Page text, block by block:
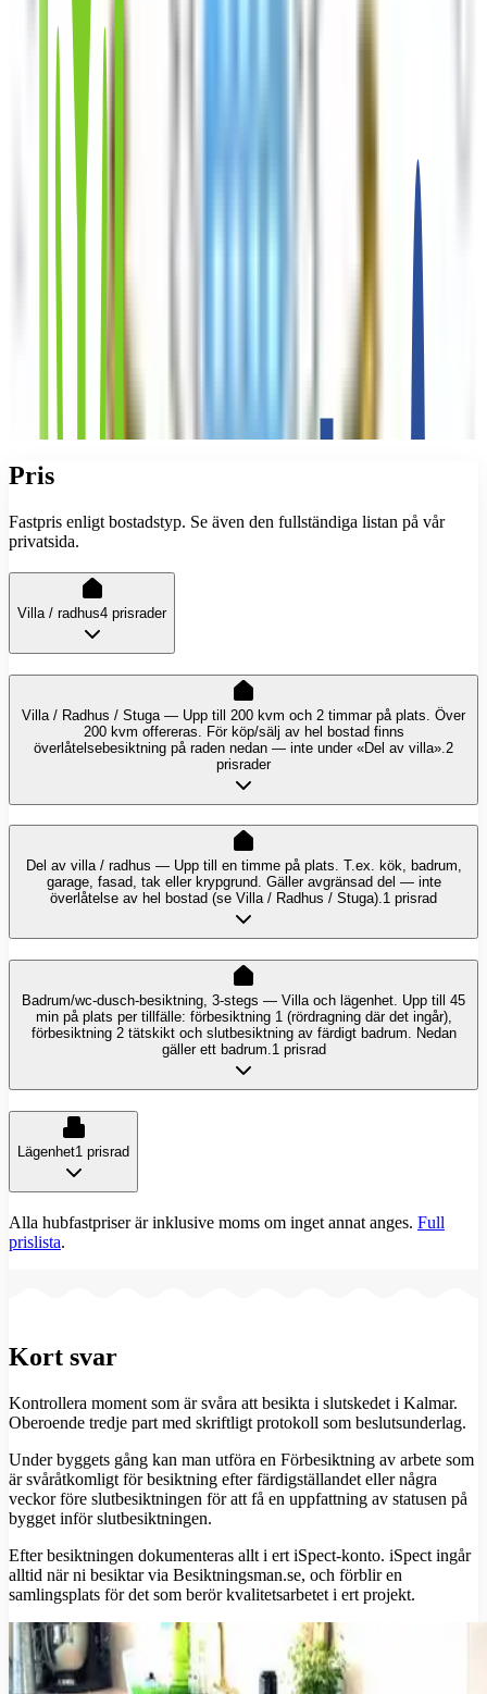
Pris
Fastpris enligt bostadstyp. Se även den fullständiga listan på vår
privatsida.
Villa / radhus4 prisrader
Villa / Radhus / Stuga — Upp till 200 kvm och 2 timmar på plats. Över
200 kvm offereras. För köp/sälj av hel bostad finns
överlåtelsebesiktning på raden nedan — inte under «Del av villa». 2
prisrader
Del av villa / radhus — Upp till en timme på plats. T.ex. kök, badrum,
garage, fasad, tak eller krypgrund. Gäller avgränsad del — inte
överlåtelse av hel bostad (se Villa / Radhus / Stuga).1 prisrad
Badrum/wc-dusch-besiktning, 3-stegs — Villa och lägenhet. Upp till 45
min på plats per tillfälle: förbesiktning 1 (rördragning där det ingår),
förbesiktning 2 tätskikt och slutbesiktning av färdigt badrum. Nedan
gäller ett badrum.1 prisrad
Lägenhet1 prisrad
Alla hubfastpriser är inklusive moms om inget annat anges. Full
prislista.
Kort svar
Kontrollera moment som är svåra att besikta i slutskedet i Kalmar.
Oberoende tredje part med skriftligt protokoll som beslutsunderlag.
Under byggets gång kan man utföra en Förbesiktning av arbete som
är svåråtkomligt för besiktning efter färdigställandet eller några
veckor före slutbesiktningen för att få en uppfattning av statusen på
bygget inför slutbesiktningen.
Efter besiktningen dokumenteras allt i ert iSpect-konto. iSpect ingår
alltid när ni besiktar via Besiktningsman.se, och förblir en
samlingsplats för det som berör kvalitetsarbetet i ert projekt.